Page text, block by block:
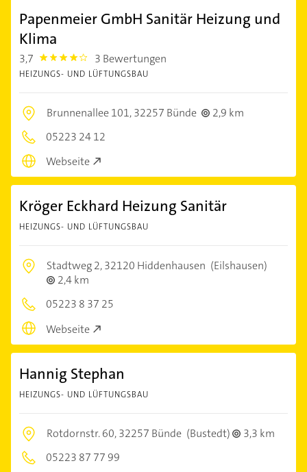
Papenmeier GmbH Sanitär Heizung und
Klima
3,7 3.7 3 Bewertungen
HEIZUNGS- UND LÜFTUNGSBAU
Brunnenallee 101,32257 Bünde
2,9 km
05223 24 12
Webseite
Kröger Eckhard Heizung Sanitär
HEIZUNGS- UND LÜFTUNGSBAU
Stadtweg 2,32120 Hiddenhausen (Eilshausen)
2,4 km
05223 8 37 25
Webseite
Hannig Stephan
HEIZUNGS- UND LÜFTUNGSBAU
Rotdornstr. 60,32257 Bünde (Bustedt)
3,3 km
05223 87 77 99